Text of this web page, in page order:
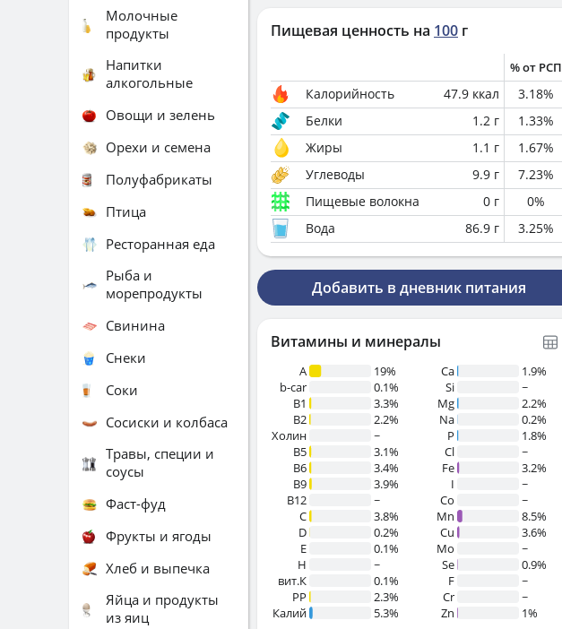
Пищевая ценность на 100 г
% от РСП
Калорийность 47.9 ккал 3.18%
Белки
1.2 г 1.33%
Жиры
1.1 г 1.67%
Углеводы
9.9 г 7.23%
Пищевые волокна
0 г 0%
Вода
86.9 г 3.25%
Добавить в дневник питания
Витамины и минералы
A
19%
b-car
0.1%
В1
3.3%
B2
2.2%
Холин
~
B5
3.1%
B6
3.4%
B9
3.9%
B12
~
C
3.8%
D
0.2%
E
0.1%
H
~
вит.К
0.1%
PP
2.3%
Калий
5.3%
Ca
1.9%
Si
~
Mg
2.2%
Na
0.2%
P
1.8%
Cl
~
Fe
3.2%
I
~
Co
~
Mn
8.5%
Cu
3.6%
Mo
~
Se
0.9%
F
~
Cr
~
Zn
1%
Молочные
продукты
Напитки
алкогольные
Овощи и зелень
Орехи и семена
Полуфабрикаты
Птица
Ресторанная еда
Рыба и
морепродукты
Свинина
Снеки
Соки
Сосиски и колбаса
Травы, специи и
соусы
Фаст-фуд
Фрукты и ягоды
Хлеб и выпечка
Яйца и продукты
из яиц